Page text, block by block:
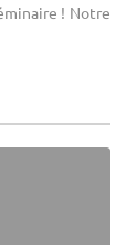
! Notre